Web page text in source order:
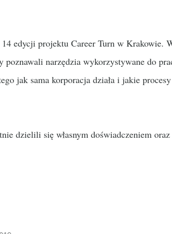
edycji projektu Career Turn w Krakowie.
poznawali narzędzia wykorzystywane do
jak sama korporacja działa i jakie
dzielili się własnym doświadczeniem